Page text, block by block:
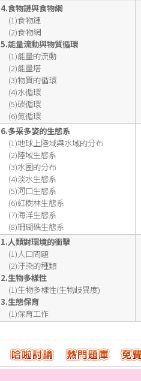
4.食物鏈與食物網
(1)食物鏈
(2)食物網
5.能量流動與物質循環
(1)能量的流動
(2)能量塔
(3)物質的循環
(4)水循環
(5)碳循環
(6)氮循環
6.多采多姿的生態系
(1)地球上陸域與水域的分布
(2)陸域生態系
(3)水圈的分布
(4)淡水生態系
(5)河口生態系
(6)紅樹林生態系
(7)海洋生態系
(8)珊瑚礁生態系
1.人類對環境的衝擊
(1)人口問題
(2)汙染的種類
2.生物多樣性
(1)生物多樣性(生物歧異度)
3.生態保育
(1)保育工作